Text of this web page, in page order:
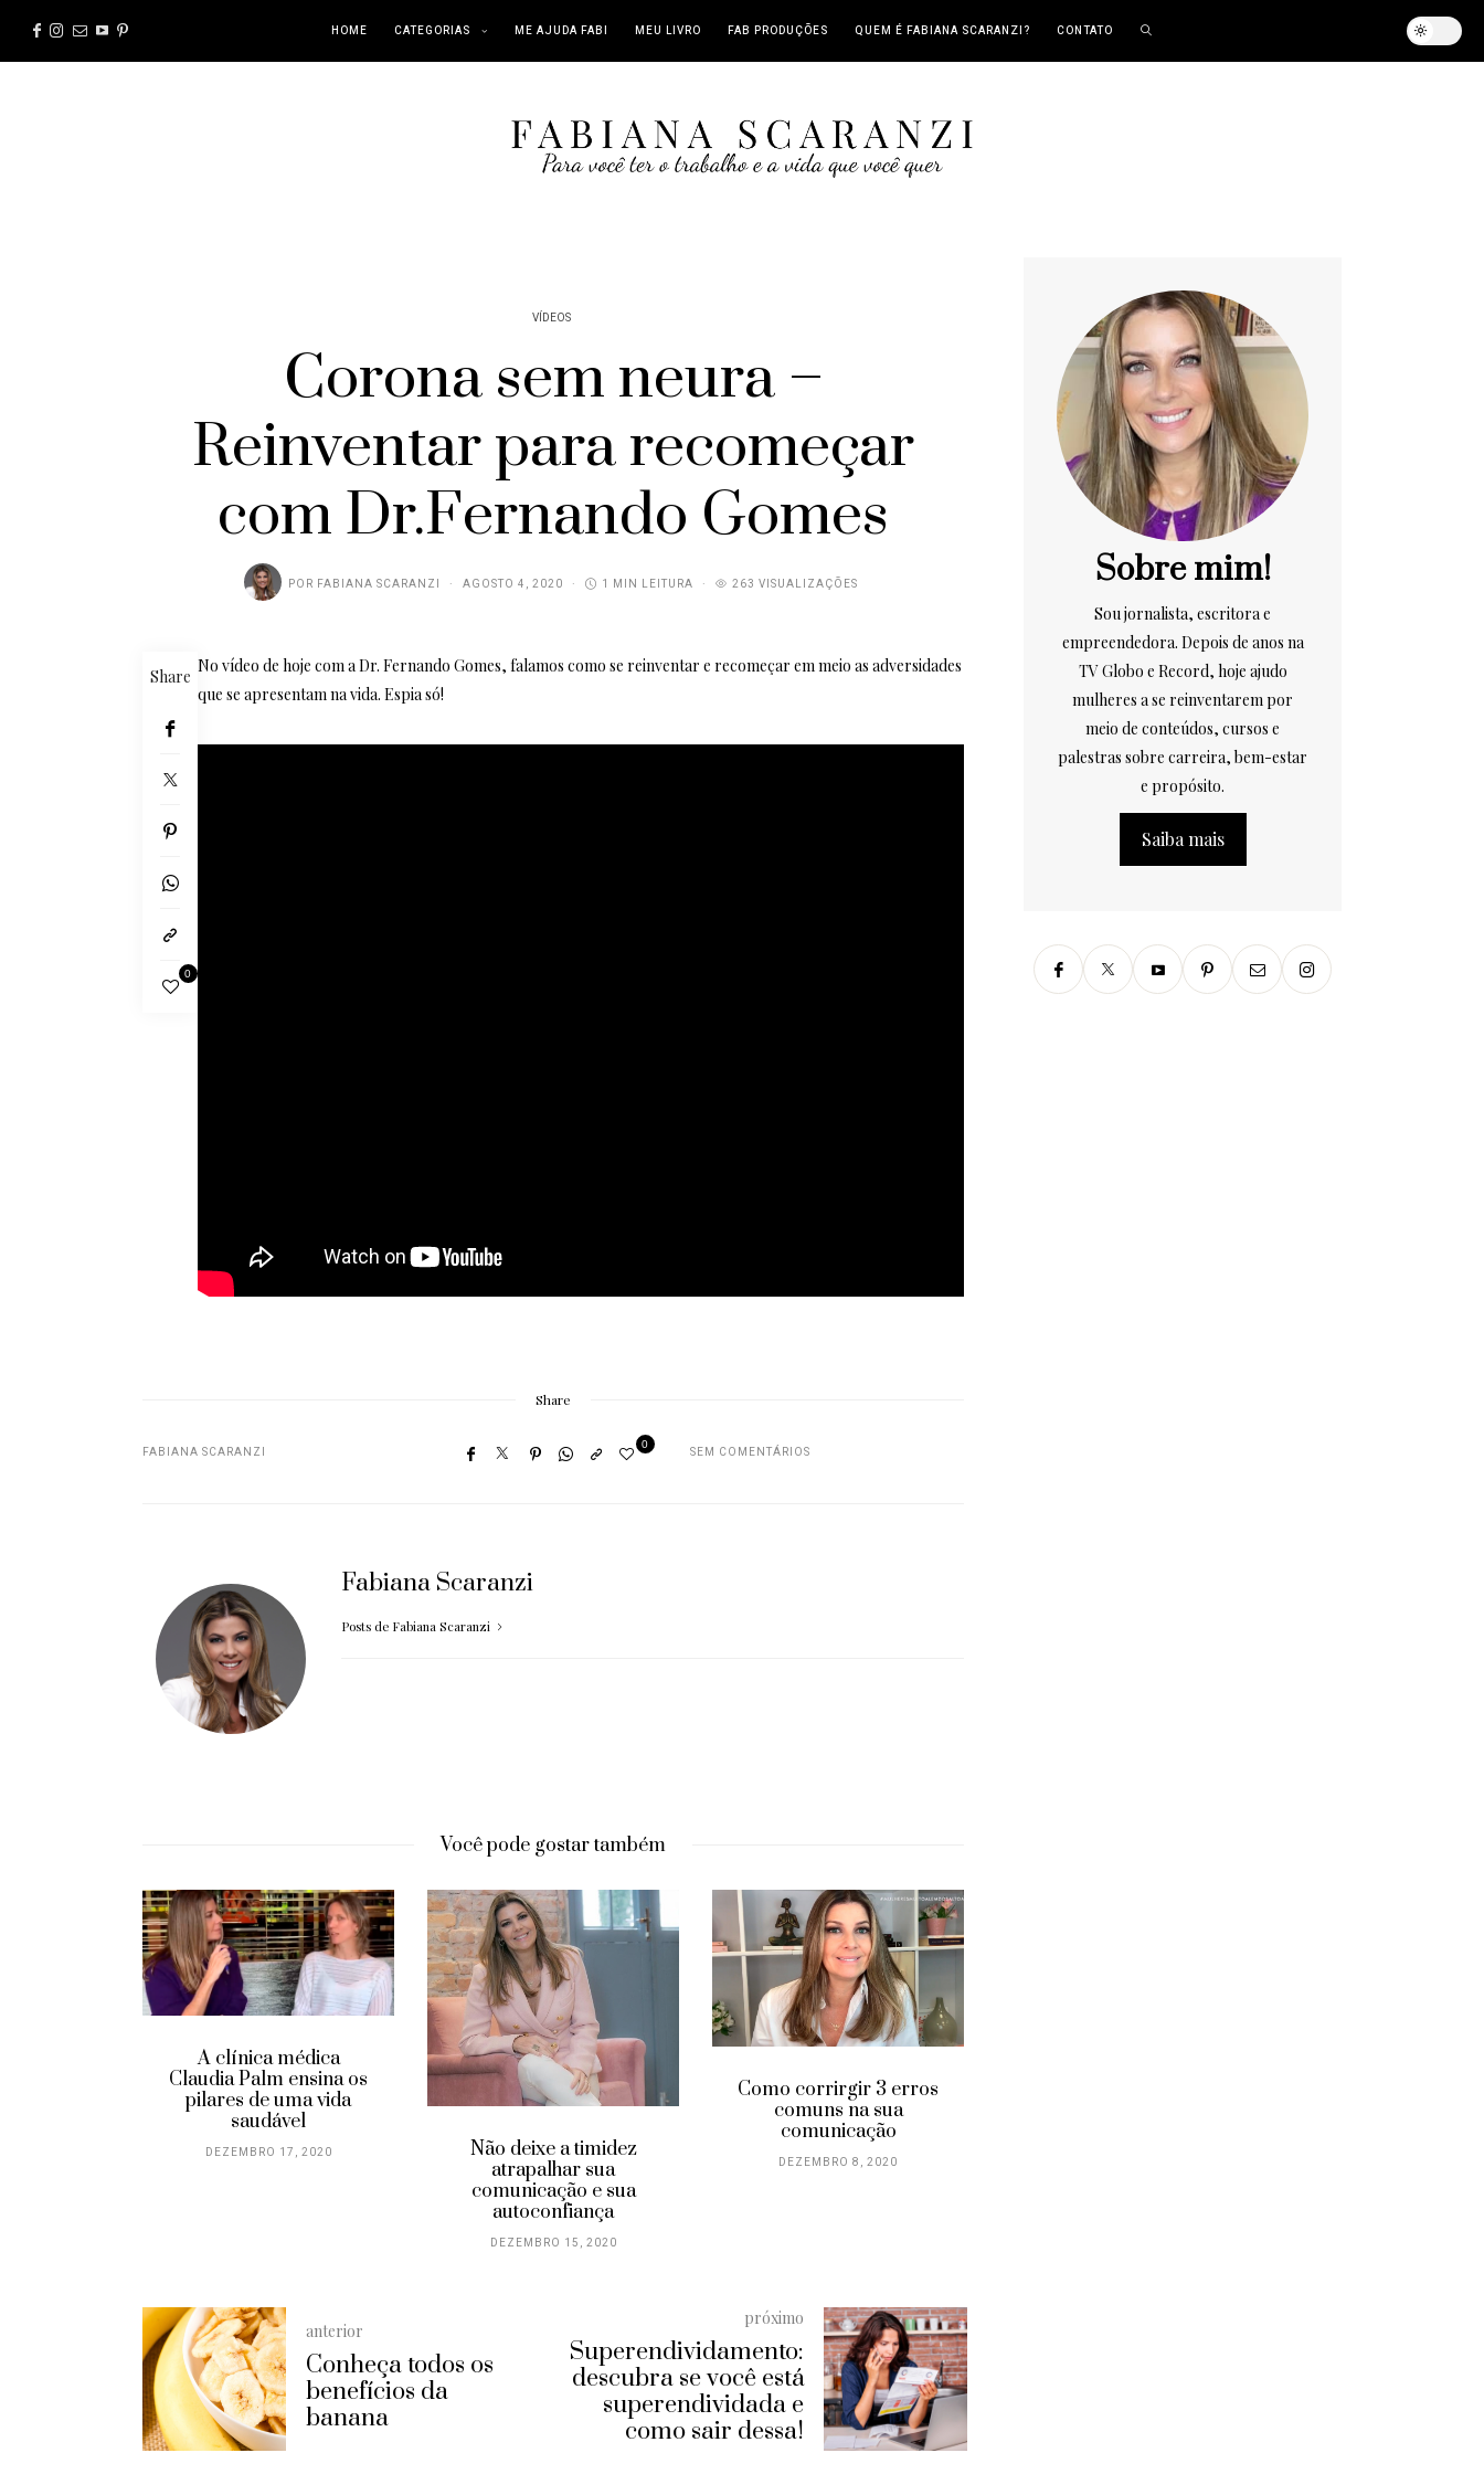
HOME CATEGORIAS ME AJUDA FABI MEU LIVRO FAB PRODUÇÕES QUEM É FABIANA SCARANZI? CONTATO
VÍDEOS
Corona sem neura –
Reinventar para recomeçar
com Dr.Fernando Gomes
POR FABIANA SCARANZI AGOSTO 4, 2020 1 MIN LEITURA 263 VISUALIZAÇÕES
Share
0
No vídeo de hoje com a Dr. Fernando Gomes, falamos como se reinventar e recomeçar em meio as adversidades
que se apresentam na vida. Espia só!
Share
FABIANA SCARANZI
0
SEM COMENTÁRIOS
Fabiana Scaranzi
Posts de Fabiana Scaranzi
Você pode gostar também
A clínica médica
Claudia Palm ensina os
pilares de uma vida
saudável
DEZEMBRO 17, 2020
Não deixe a timidez
atrapalhar sua
comunicação e sua
autoconfiança
DEZEMBRO 15, 2020
Como corrirgir 3 erros
comuns na sua
comunicação
DEZEMBRO 8, 2020
anterior
Conheça todos os
benefícios da
banana
próximo
Superendividamento:
descubra se você está
superendividada e
como sair dessa!
Sobre mim!
Sou jornalista, escritora e
empreendedora. Depois de anos na
TV Globo e Record, hoje ajudo
mulheres a se reinventarem por
meio de conteúdos, cursos e
palestras sobre carreira, bem-estar
e propósito.
Saiba mais